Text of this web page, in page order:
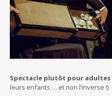
Spectacle plutôt pour adultes
leurs enfants … et non l’inverse !)